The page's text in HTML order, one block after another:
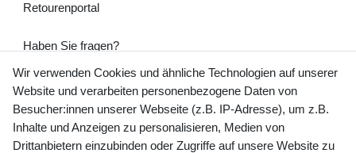
Retourenportal
Haben Sie fragen?
+49 (0) 35243 460 400
Mo-Fr 9-15 Uhr
shop@banjado.com
Wir verwenden Cookies und ähnliche Technologien auf unserer
Website und verarbeiten personenbezogene Daten von
Besucher:innen unserer Webseite (z.B. IP-Adresse), um z.B.
Inhalte und Anzeigen zu personalisieren, Medien von
Drittanbietern einzubinden oder Zugriffe auf unsere Website zu